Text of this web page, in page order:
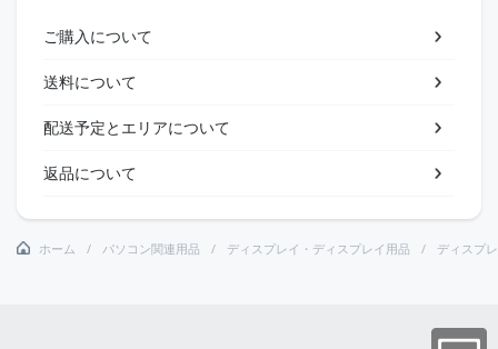
ご購入について
送料について
配送予定とエリアについて
返品について
ホーム パソコン関連用品 ディスプレイ・ディスプレイ用品 ディスプ